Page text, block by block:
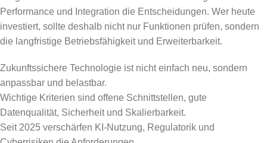
Performance und Integration die Entscheidungen. Wer heute
investiert, sollte deshalb nicht nur Funktionen prüfen, sondern
die langfristige Betriebsfähigkeit und Erweiterbarkeit.
Zukunftssichere Technologie ist nicht einfach neu, sondern
anpassbar und belastbar.
Wichtige Kriterien sind offene Schnittstellen, gute
Datenqualität, Sicherheit und Skalierbarkeit.
Seit 2025 verschärfen KI-Nutzung, Regulatorik und